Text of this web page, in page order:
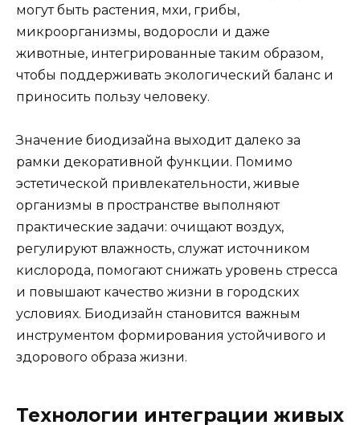
могут быть растения, мхи, грибы,
микроорганизмы, водоросли и даже
животные, интегрированные таким образом,
чтобы поддерживать экологический баланс и
приносить пользу человеку.
Значение биодизайна выходит далеко за
рамки декоративной функции. Помимо
эстетической привлекательности, живые
организмы в пространстве выполняют
практические задачи: очищают воздух,
регулируют влажность, служат источником
кислорода, помогают снижать уровень стресса
и повышают качество жизни в городских
условиях. Биодизайн становится важным
инструментом формирования устойчивого и
здорового образа жизни.
Технологии интеграции живых